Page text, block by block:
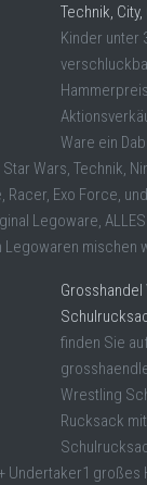
Technik,
Kinder unter
Ware ein
Wars, Technik,
Racer, Exo Force,
Legoware,
mischen
Grosshandel
finden Sie
Wrestling
Rucksack
Undertaker1 großes